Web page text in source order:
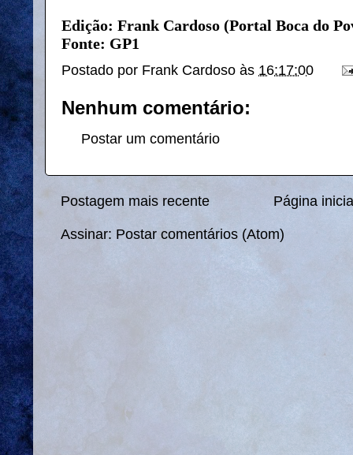
Edição: Frank Cardoso (Portal Boca do
Fonte: GP1
Postado por Frank Cardoso às 16:17:00
Nenhum comentário:
Postar um comentário
Postagem mais recente Página
Assinar: Postar comentários (Atom)